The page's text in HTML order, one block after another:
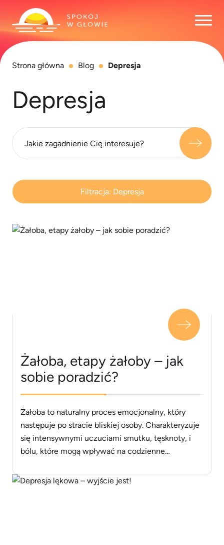
Strona główna Blog Depresja
Depresja
Filtracja: Depresja
Żałoba, etapy żałoby – jak
sobie poradzić?
Żałoba to naturalny proces emocjonalny, który
następuje po stracie bliskiej osoby. Charakteryzuje
się intensywnymi uczuciami smutku, tęsknoty, i
bólu, które mogą wpływać na codzienne
i może obejmować różne etapy, takie jak